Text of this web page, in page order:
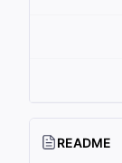
README